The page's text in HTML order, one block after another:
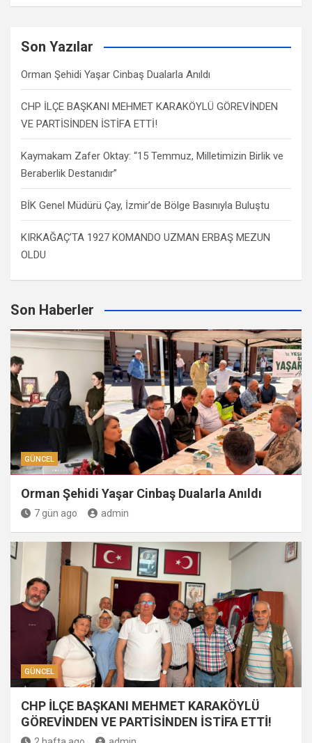
Son Yazılar
Orman Şehidi Yaşar Cinbaş Dualarla Anıldı
CHP İLÇE BAŞKANI MEHMET KARAKÖYLÜ GÖREVİNDEN
VE PARTİSİNDEN İSTİFA ETTİ!
Kaymakam Zafer Oktay: “15 Temmuz, Milletimizin Birlik ve
Beraberlik Destanıdır”
BİK Genel Müdürü Çay, İzmir’de Bölge Basınıyla Buluştu
KIRKAĞAÇ’TA 1927 KOMANDO UZMAN ERBAŞ MEZUN
OLDU
Son Haberler
GÜNCEL
Orman Şehidi Yaşar Cinbaş Dualarla Anıldı
7 gün ago admin
GÜNCEL
CHP İLÇE BAŞKANI MEHMET KARAKÖYLÜ
GÖREVİNDEN VE PARTİSİNDEN İSTİFA ETTİ!